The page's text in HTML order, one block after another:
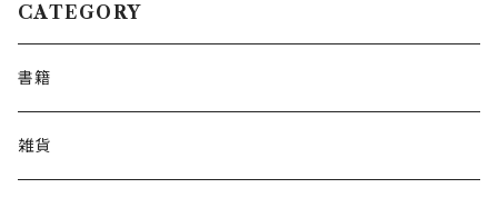
CATEGORY
書籍
雑貨